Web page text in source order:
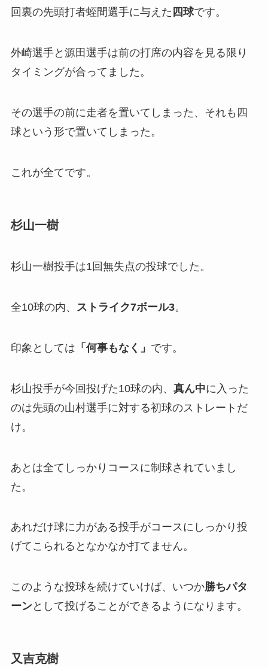
回裏の先頭打者蛭間選手に与えた 四球です。
外崎選手と源田選手は前の打席の内容を見る限り
タイミングが合ってました。
その選手の前に走者を置いてしまった、それも四
球という形で置いてしまった。
これが全てです。
杉山一樹
杉山一樹投手は1回無失点の投球でした。
全10球の内、 ストライク7ボール3。
印象としては 「何事もなく」 です。
杉山投手が今回投げた10球の内、 真ん中に入った
のは先頭の山村選手に対する初球のストレートだ
け。
あとは全てしっかりコースに制球されていまし
た。
あれだけ球に力がある投手がコースにしっかり投
げてこられるとなかなか打てません。
このような投球を続けていけば、いつか勝ちパタ
ーンとして投げることができるようになります。
又吉克樹